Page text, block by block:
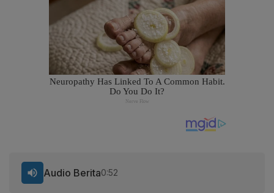
Audio Berita0:52